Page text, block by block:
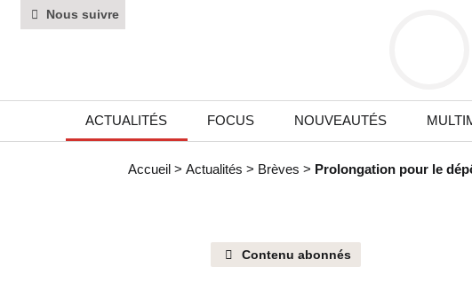
Nous suivre
ACTUALITÉS FOCUS NOUVEAUTÉS
Accueil > Actualités > Brèves > Prolongation pour le
Contenu abonnés